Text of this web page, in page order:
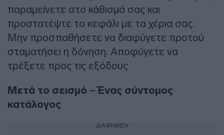
παραμείνετε στο κάθισμά σας και
προστατέψτε το κεφάλι με τα χέρια σας.
Μην προσπαθήσετε να διαφύγετε προτού
σταματήσει η δόνηση. Αποφύγετε να
τρέξετε προς τις εξόδους
Μετά το σεισμό – Ένας σύντομος
κατάλογος
ΔΙΑΦΗΜΙΣΗ